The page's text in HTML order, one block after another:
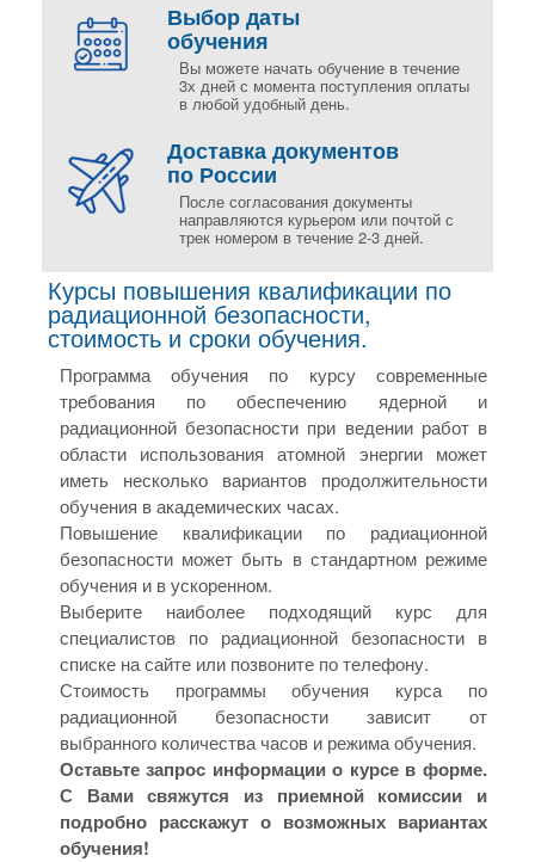
Выбор даты
обучения
Вы можете начать обучение в течение
3х дней с момента поступления оплаты
в любой удобный день.
Доставка документов
по России
После согласования документы
направляются курьером или почтой с
трек номером в течение 2-3 дней.
Курсы повышения квалификации по
радиационной безопасности,
стоимость и сроки обучения.
Программа обучения по курсу современные
требования по обеспечению ядерной и
радиационной безопасности при ведении работ в
области использования атомной энергии может
иметь несколько вариантов продолжительности
обучения в академических часах.
Повышение квалификации по радиационной
безопасности может быть в стандартном режиме
обучения и в ускоренном.
Выберите наиболее подходящий курс для
специалистов по радиационной безопасности в
списке на сайте или позвоните по телефону.
Стоимость программы обучения курса по
радиационной безопасности зависит от
выбранного количества часов и режима обучения.
Оставьте запрос информации о курсе в форме.
С Вами свяжутся из приемной комиссии и
подробно расскажут о возможных вариантах
обучения!